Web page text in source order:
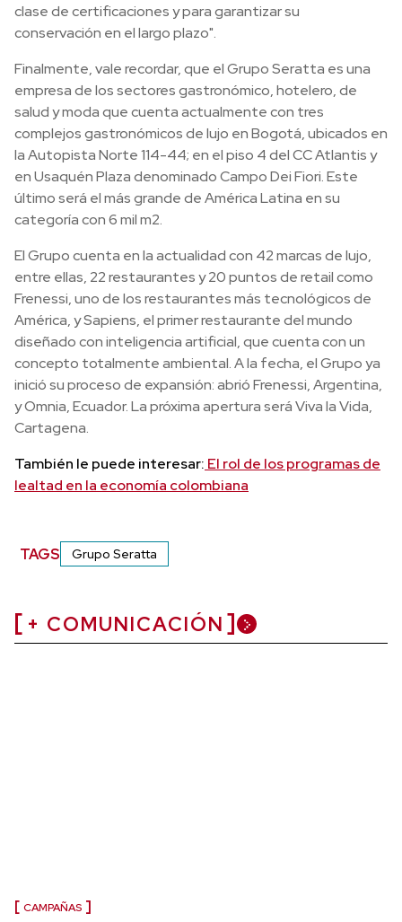
clase de certificaciones y para garantizar su
conservación en el largo plazo".
Finalmente, vale recordar, que el Grupo Seratta es una
empresa de los sectores gastronómico, hotelero, de
salud y moda que cuenta actualmente con tres
complejos gastronómicos de lujo en Bogotá, ubicados en
la Autopista Norte 114-44; en el piso 4 del CC Atlantis y
en Usaquén Plaza denominado Campo Dei Fiori. Este
último será el más grande de América Latina en su
categoría con 6 mil m2.
El Grupo cuenta en la actualidad con 42 marcas de lujo,
entre ellas, 22 restaurantes y 20 puntos de retail como
Frenessi, uno de los restaurantes más tecnológicos de
América, y Sapiens, el primer restaurante del mundo
diseñado con inteligencia artificial, que cuenta con un
concepto totalmente ambiental. A la fecha, el Grupo ya
inició su proceso de expansión: abrió Frenessi, Argentina,
y Omnia, Ecuador. La próxima apertura será Viva la Vida,
Cartagena.
También le puede interesar: El rol de los programas de
lealtad en la economía colombiana
TAGS Grupo Seratta
+ COMUNICACIÓN
CAMPAÑAS